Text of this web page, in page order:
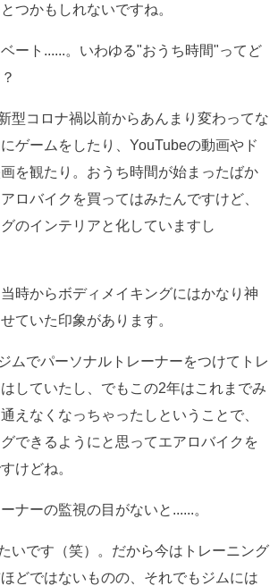
つかもしれないですね。
ート......。いわゆる"おうち時間"ってど
型コロナ禍以前からあんまり変わってな
ゲームをしたり、YouTubeの動画やド
を観たり。おうち時間が始まったばか
ロバイクを買ってはみたんですけど、
のインテリアと化していますし
時からボディメイキングにはかなり神
ていた印象があります。
ムでパーソナルトレーナーをつけてトレ
していたし、でもこの2年はこれまでみ
えなくなっちゃったしということで、
できるようにと思ってエアロバイクを
けどね。
ナーの監視の目がないと......。
いです（笑）。だから今はトレーニング
どではないものの、それでもジムには